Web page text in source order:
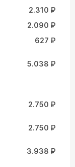
2.310 ₽
2.090 ₽
627 ₽
5.038 ₽
2.750 ₽
2.750 ₽
3.938 ₽